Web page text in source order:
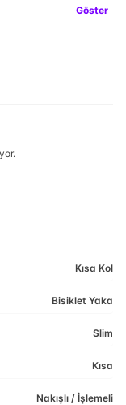
Göster
Kısa Kol
Bisiklet Yaka
Slim
Kısa
Nakışlı / İşlemeli